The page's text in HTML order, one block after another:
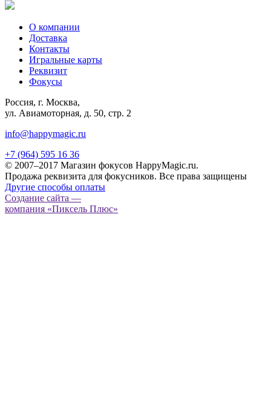
О компании
Доставка
Контакты
Игральные карты
Реквизит
Фокусы
Россия, г. Москва,
ул. Авиамоторная, д. 50, стр. 2
info@happymagic.ru
+7 (964) 595 16 36
© 2007–2017 Магазин фокусов HappyMagic.ru.
Продажа реквизита для фокусников. Все права защищены
Другие способы оплаты
Создание сайта —
компания «Пиксель Плюс»